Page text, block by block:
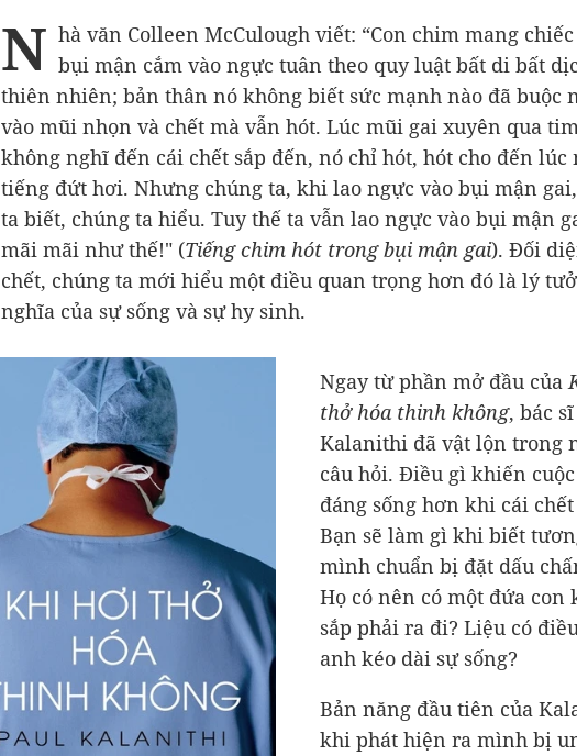
N hà văn Colleen McCulough viết: “Con chim mang
bụi mận cắm vào ngực tuân theo quy luật bất di bất
thiên nhiên; bản thân nó không biết sức mạnh nào đã buộc
vào mũi nhọn và chết mà vẫn hót. Lúc mũi gai xuyên qua
không nghĩ đến cái chết sắp đến, nó chỉ hót, hót cho đến lúc
tiếng đứt hơi. Nhưng chúng ta, khi lao ngực vào bụi mận
ta biết, chúng ta hiểu. Tuy thế ta vẫn lao ngực vào bụi mận
mãi mãi như thế!" (Tiếng chim hót trong bụi mận gai). Đối
chết, chúng ta mới hiểu một điều quan trọng hơn đó là lý
nghĩa của sự sống và sự hy sinh.
Ngay từ phần mở đầu của
thở hóa thinh không, bác sĩ
Kalanithi đã vật lộn trong
câu hỏi. Điều gì khiến
đáng sống hơn khi cái
Bạn sẽ làm gì khi biết
mình chuẩn bị đặt dấu
Họ có nên có một đứa
sắp phải ra đi? Liệu có
anh kéo dài sự sống?
Bản năng đầu tiên của
khi phát hiện ra mình bị